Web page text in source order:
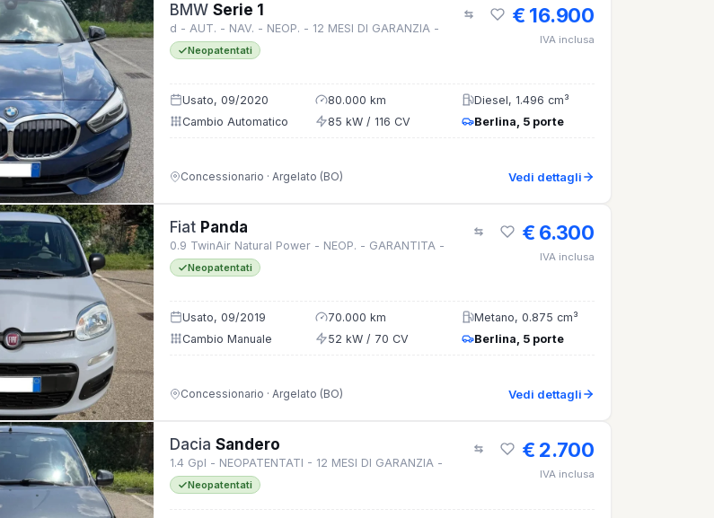
BMW Serie 1
d - AUT. - NAV. - NEOP. - 12 MESI DI GARANZIA -
Neopatentati
€ 16.900
IVA inclusa
Usato, 09/2020 80.000 km
Diesel, 1.496 cm³
Cambio Automatico
85 kW / 116 CV Berlina, 5 porte
Concessionario · Argelato (BO) Vedi dettagli
Fiat Panda
0.9 TwinAir Natural Power - NEOP. - GARANTITA -
Neopatentati
€ 6.300
IVA inclusa
Usato, 09/2019 70.000 km
Metano, 0.875 cm³
Cambio Manuale
52 kW / 70 CV Berlina, 5 porte
Concessionario · Argelato (BO) Vedi dettagli
Dacia Sandero
1.4 Gpl - NEOPATENTATI - 12 MESI DI GARANZIA -
Neopatentati
€ 2.700
IVA inclusa